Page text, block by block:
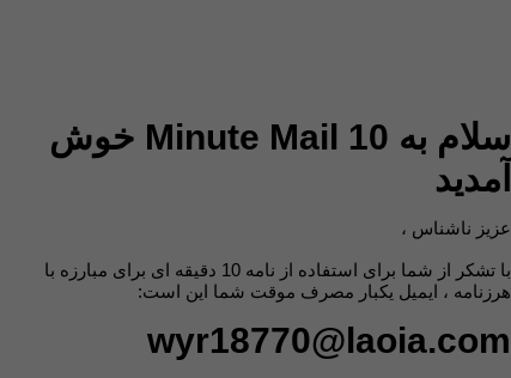
سلام به 10 Minute Mail خوش
آمدید
عزیز ناشناس ،
با تشکر از شما برای استفاده از نامه 10 دقیقه ای برای مبارزه با
هرزنامه ، ایمیل یکبار مصرف موقت شما این است:
wyr18770@laoia.com